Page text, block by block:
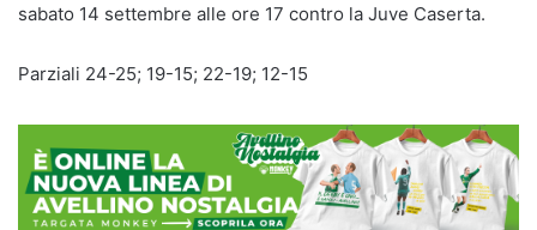
sabato 14 settembre alle ore 17 contro la Juve Caserta.
Parziali 24-25; 19-15; 22-19; 12-15